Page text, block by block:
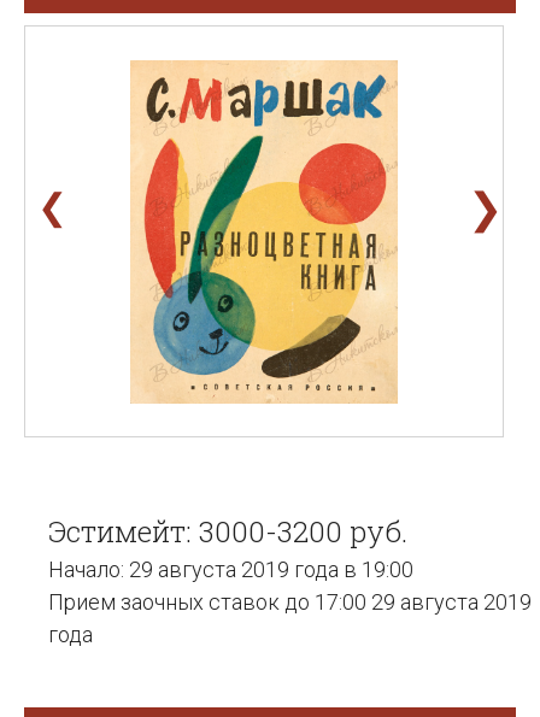
❮ ❯
Эстимейт: 3000-3200 руб.
Начало: 29 августа 2019 года в 19:00
Прием заочных ставок до 17:00 29 августа 2019
года